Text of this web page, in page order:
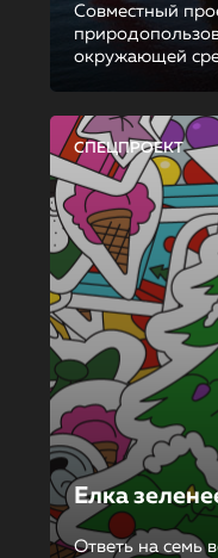
Совместный
окружающей
СПЕЦПРОЕКТ
Елка
Ответь на семь